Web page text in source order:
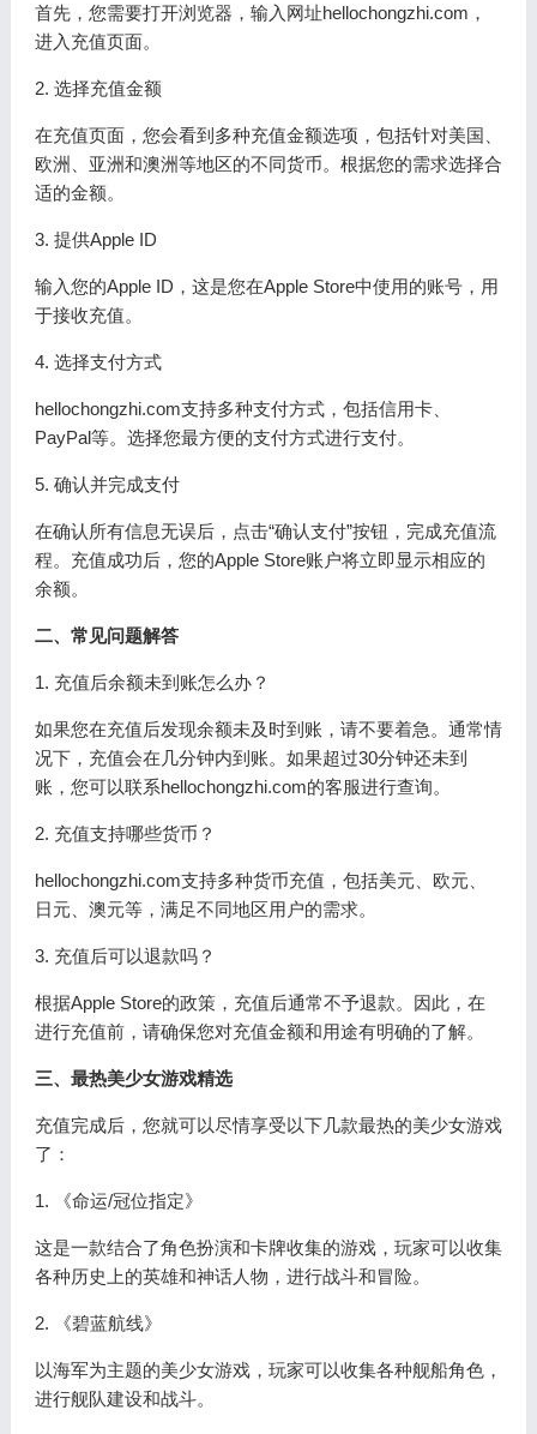
首先，您需要打开浏览器，输入网址hellochongzhi.com，
进入充值页面。
2. 选择充值金额
在充值页面，您会看到多种充值金额选项，包括针对美国、
欧洲、亚洲和澳洲等地区的不同货币。根据您的需求选择合
适的金额。
3. 提供Apple ID
输入您的Apple ID，这是您在Apple Store中使用的账号，用
于接收充值。
4. 选择支付方式
hellochongzhi.com支持多种支付方式，包括信用卡、
PayPal等。选择您最方便的支付方式进行支付。
5. 确认并完成支付
在确认所有信息无误后，点击“确认支付”按钮，完成充值流
程。充值成功后，您的Apple Store账户将立即显示相应的
余额。
二、常见问题解答
1. 充值后余额未到账怎么办？
如果您在充值后发现余额未及时到账，请不要着急。通常情
况下，充值会在几分钟内到账。如果超过30分钟还未到
账，您可以联系hellochongzhi.com的客服进行查询。
2. 充值支持哪些货币？
hellochongzhi.com支持多种货币充值，包括美元、欧元、
日元、澳元等，满足不同地区用户的需求。
3. 充值后可以退款吗？
根据Apple Store的政策，充值后通常不予退款。因此，在
进行充值前，请确保您对充值金额和用途有明确的了解。
三、最热美少女游戏精选
充值完成后，您就可以尽情享受以下几款最热的美少女游戏
了：
1. 《命运/冠位指定》
这是一款结合了角色扮演和卡牌收集的游戏，玩家可以收集
各种历史上的英雄和神话人物，进行战斗和冒险。
2. 《碧蓝航线》
以海军为主题的美少女游戏，玩家可以收集各种舰船角色，
进行舰队建设和战斗。